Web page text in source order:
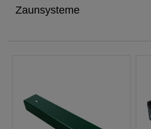
Zaunsysteme